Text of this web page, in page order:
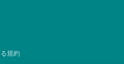
規約